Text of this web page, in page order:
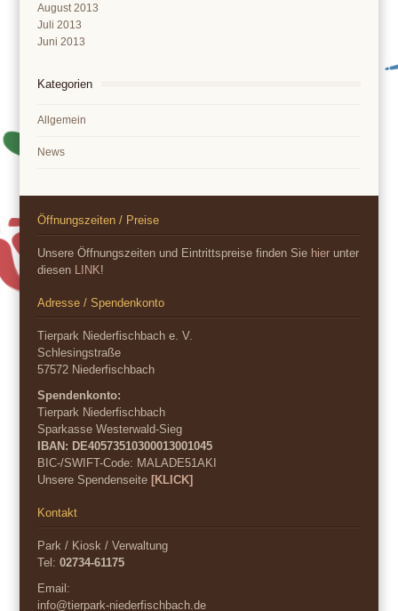
August 2013
Juli 2013
Juni 2013
Kategorien
Allgemein
News
Öffnungszeiten / Preise
Unsere Öffnungszeiten und Eintrittspreise finden Sie hier unter
diesen LINK!
Adresse / Spendenkonto
Tierpark Niederfischbach e. V.
Schlesingstraße
57572 Niederfischbach
Spendenkonto:
Tierpark Niederfischbach
Sparkasse Westerwald-Sieg
IBAN: DE40573510300013001045
BIC-/SWIFT-Code: MALADE51AKI
Unsere Spendenseite[KLICK]
Kontakt
Park / Kiosk / Verwaltung
Tel:02734-61175
Email:
info@tierpark-niederfischbach.de